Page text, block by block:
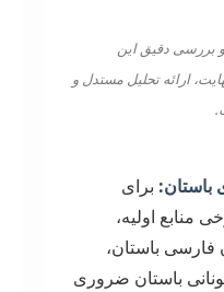
بررسی دقیق این
ارائه تحلیل مستدل و
باستان: برای
منابع اولیه،
فارسی باستان،
باستان ضروری